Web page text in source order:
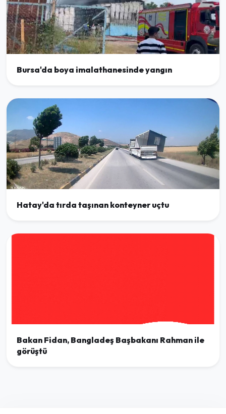
Bursa'da boya imalathanesinde yangın
Hatay'da tırda taşınan konteyner uçtu
Bakan Fidan, Bangladeş Başbakanı Rahman ile
görüştü